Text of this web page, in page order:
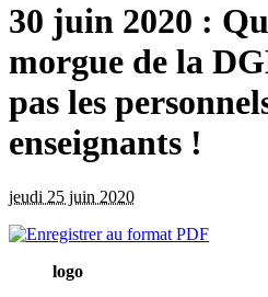
30 juin 2020 :
morgue de la
pas les
enseignants !
jeudi 25 juin 2020
logo